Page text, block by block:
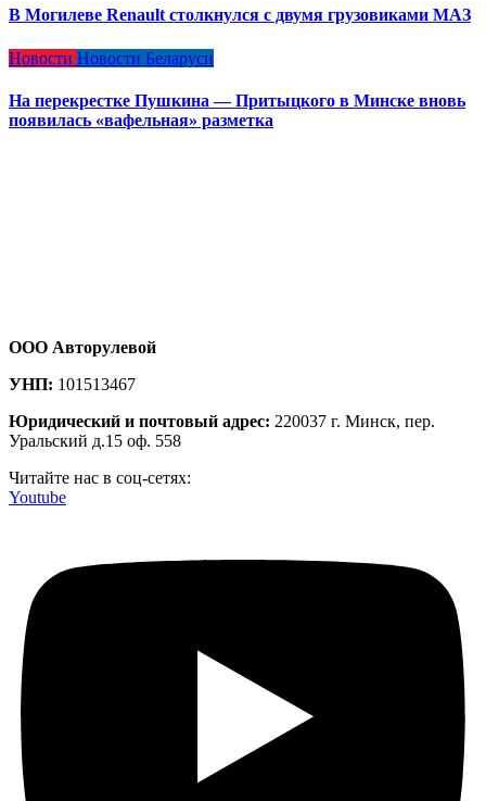
В Могилеве Renault столкнулся с двумя грузовиками МАЗ
Новости Новости Беларуси
На перекрестке Пушкина — Притыцкого в Минске вновь
появилась «вафельная» разметка
ООО Авторулевой
УНП: 101513467
Юридический и почтовый адрес: 220037 г. Минск, пер.
Уральский д.15 оф. 558
Читайте нас в соц-сетях:
Youtube